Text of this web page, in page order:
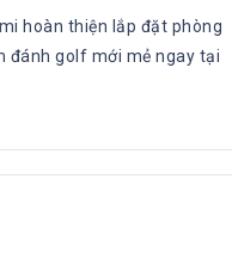
hoàn thiện lắp đặt phòng
đánh golf mới mẻ ngay tại